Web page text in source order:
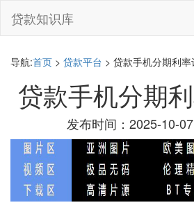
贷款知识库
导航:首页 > 贷款平台 > 贷款手机分期利率
贷款手机分期
发布时间：2025-10-